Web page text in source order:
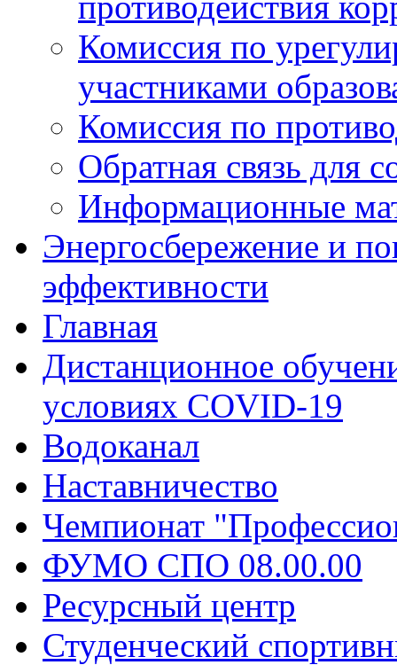
Комиссия по
участниками
Комиссия по
Обратная связь для
Информационные
Энергосбережение и
эффективности
Главная
Дистанционное
условиях COVID-19
Водоканал
Наставничество
Чемпионат
ФУМО СПО 08.00.00
Ресурсный центр
Студенческий